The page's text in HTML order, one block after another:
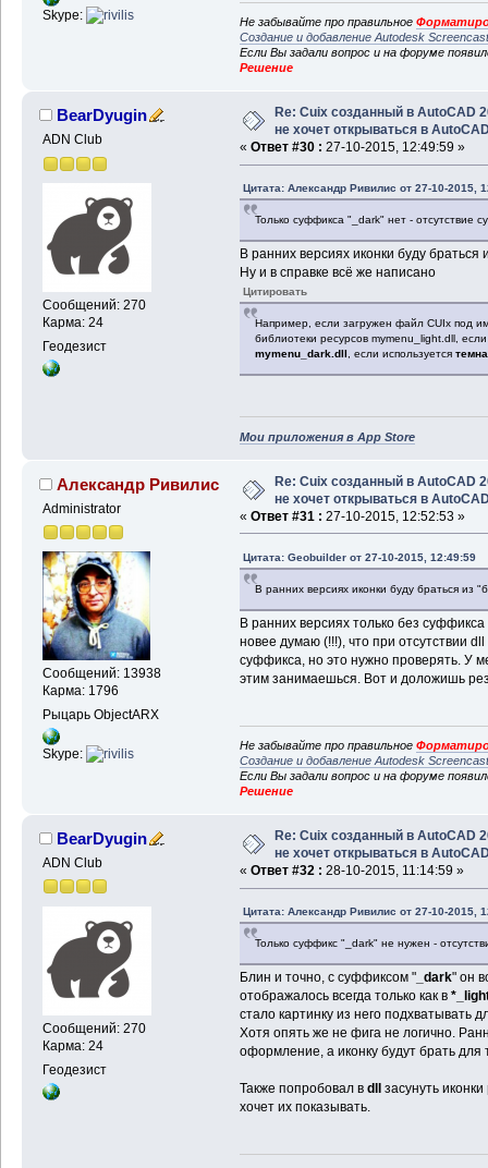
Skype: Не забывайте про правильное
Создание и добавление Autodesk
Если Вы задали вопрос и на форуме
Решение
BearDyugin
ADN Club
Сообщений: 270
Карма: 24
Геодезист
Re: Cuix созданный в AutoCAD
не хочет открываться в
« Ответ #30 : 27-10-2015, 12:49:59 »
Цитата: Александр Ривилис от 27-10-2015,
Только суффикса "_dark" нет - отсутствие
В ранних версиях иконки буду
Ну и в справке всё же написано
Цитировать
Например, если загружен файл CUIx под
библиотеки ресурсов mymenu_light.dll,
mymenu_dark.dll, если используется
Мои приложения в App Store
Александр Ривилис
Administrator
Сообщений: 13938
Карма: 1796
Рыцарь ObjectARX
Skype:
Re: Cuix созданный в AutoCAD
не хочет открываться в
« Ответ #31 : 27-10-2015, 12:52:53 »
Цитата: Geobuilder от 27-10-2015, 12:49:59
В ранних версиях иконки буду браться из
В ранних версиях только без
новее думаю (!!!), что при отсутствии
суффикса, но это нужно проверять. У
этим занимаешься. Вот и доложишь
Не забывайте про правильное
Создание и добавление Autodesk
Если Вы задали вопрос и на форуме
Решение
BearDyugin
ADN Club
Сообщений: 270
Карма: 24
Геодезист
Re: Cuix созданный в AutoCAD
не хочет открываться в
« Ответ #32 : 28-10-2015, 11:14:59 »
Цитата: Александр Ривилис от 27-10-2015,
Только суффикс "_dark" не нужен -
Блин и точно, с суффиксом "_dark" он
отображалось всегда только как в
стало картинку из него подхватывать
Хотя опять же не фига не логично.
оформление, а иконку будут брать
Также попробовал в dll засунуть иконки
хочет их показывать.